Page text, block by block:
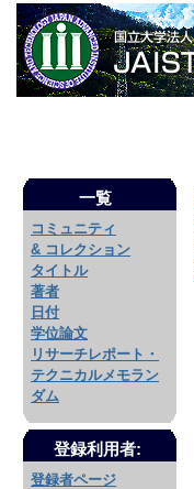
一覧
コミュニティ
& コレクション
タイトル
著者
日付
学位論文
リサーチレポート・
テクニカルメモラン
ダム
登録利用者:
登録者ページ